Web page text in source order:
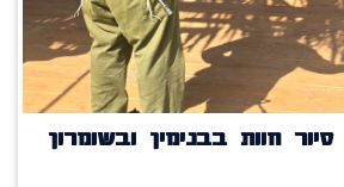
חוות בבנימין ובשומרון